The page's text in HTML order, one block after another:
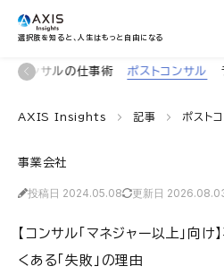
選択肢を知ると、人生はもっと自由になる
コンサルの仕事術 ポストコンサル
AXIS Insights 記事 ポスト
事業会社
投稿日 2024.05.08 更新日
【コンサル「マネジャー以上」向
くある「失敗」の理由